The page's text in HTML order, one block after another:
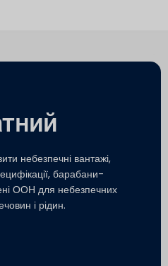
небезпечні вантажі,
барабани-
ООН для небезпечних
і рідин.